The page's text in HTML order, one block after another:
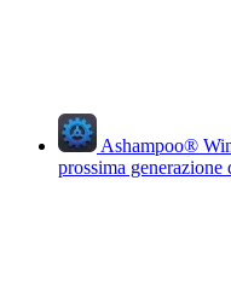
Ashampoo®
prossima